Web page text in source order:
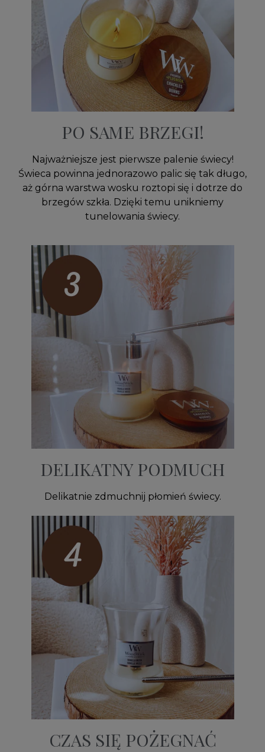
PO SAME BRZEGI!
Najważniejsze jest pierwsze palenie świecy!
Świeca powinna jednorazowo palic się tak długo,
aż górna warstwa wosku roztopi się i dotrze do
brzegów szkła. Dzięki temu unikniemy
tunelowania świecy.
DELIKATNY PODMUCH
Delikatnie zdmuchnij płomień świecy.
CZAS SIĘ POŻEGNAĆ